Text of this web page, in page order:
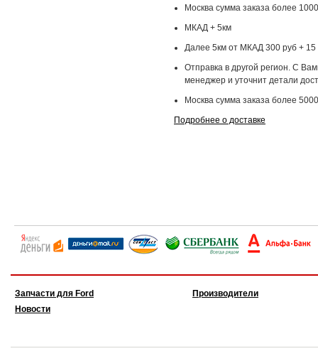
Москва сумма заказа более
МКАД + 5км
Далее 5км от МКАД 300 руб + 15
Отправка в другой регион. С
менеджер и уточнит детали
Москва сумма заказа более
Подробнее о доставке
Запчасти для Ford
Новости
Производители